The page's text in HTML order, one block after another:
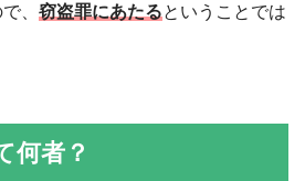
、 窃盗罪にあたるということでは
何者？